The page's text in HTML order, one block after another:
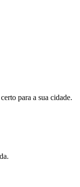
para a sua cidade.